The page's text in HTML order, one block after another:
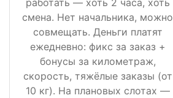
смена. Нет начальника, можно
совмещать. Деньги платят
ежедневно: фикс за заказ +
бонусы за километраж,
скорость, тяжёлые заказы (от
10 кг). На плановых слотах —